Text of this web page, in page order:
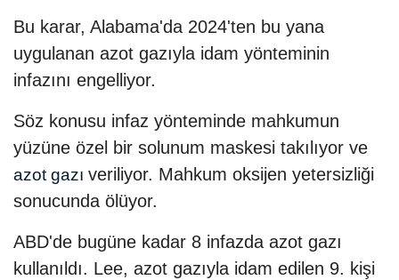
Bu karar, Alabama'da 2024'ten bu yana
uygulanan azot gazıyla idam yönteminin
infazını engelliyor.
Söz konusu infaz yönteminde mahkumun
yüzüne özel bir solunum maskesi takılıyor ve
azot gazı veriliyor. Mahkum oksijen yetersizliği
sonucunda ölüyor.
ABD'de bugüne kadar 8 infazda azot gazı
kullanıldı. Lee, azot gazıyla idam edilen 9. kişi